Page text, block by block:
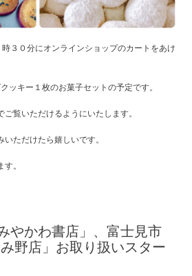
３０分にオンラインショップのカートをあけ
ッキー１枚のお菓子セットの予定です。
覧いただけるようにいたします。
ただけたら嬉しいです。
。
やかわ書店」、富士見市
み野店」お取り扱いスター